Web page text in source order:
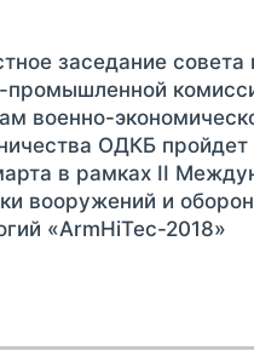
заседание совета
промышленной
военно-
ОДКБ пройдет
в рамках II
вооружений и
«ArmHiTec-2018»